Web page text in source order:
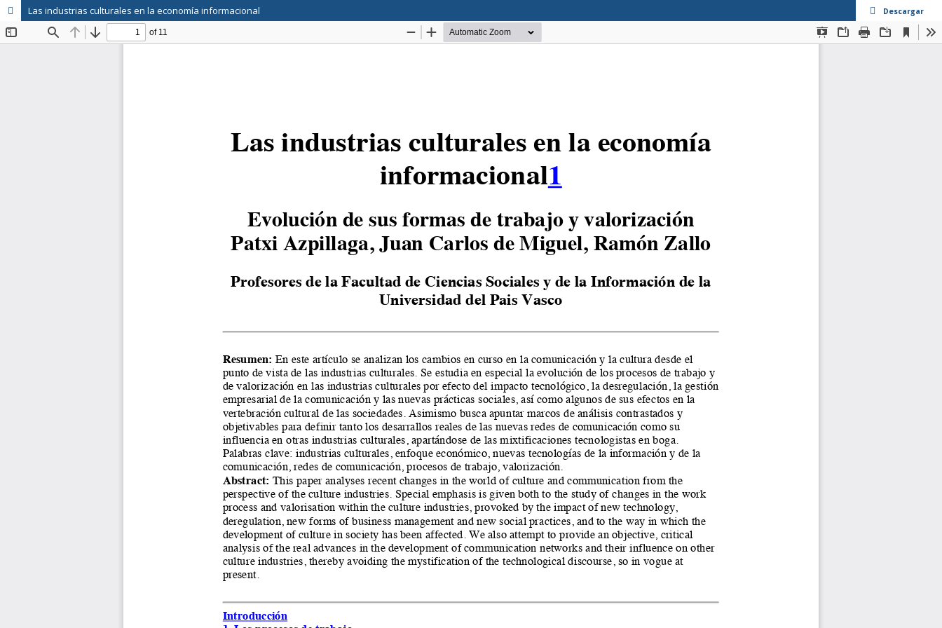
Las industrias culturales en la economía informacional Descargar